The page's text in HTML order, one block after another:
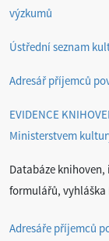
výzkumů
Ústřední seznam
Adresář příjemců
EVIDENCE
Ministerstvem
Databáze
formulářů, vyhláška
Adresáře příjemců